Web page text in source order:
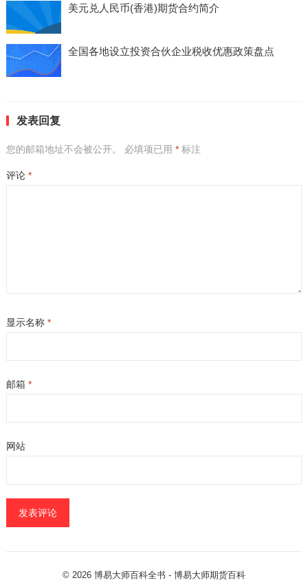
美元兑人民币(香港)期货合约简介
全国各地设立投资合伙企业税收优惠政策盘点
发表回复
您的邮箱地址不会被公开。 必填项已用 *标注
评论 *
显示名称 *
邮箱 *
网站
© 2026 博易大师百科全书 - 博易大师期货百科